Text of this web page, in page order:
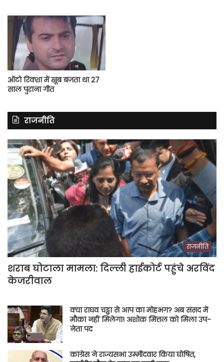
ऑटो रिक्शा में खूब बजता था 27
साल पुराना गीत
राजनीति
राजनीति
शराब घोटाला मामला: दिल्ली हाईकोर्ट पहुंचे अरविंद
केजरीवाल
क्या राघव चड्ढा से आप का मोहभंग? अब संसद में
मौका नहीं मिलेगा! अशोक मित्तल को मिला उप-
नेता पद
कांग्रेस ने राज्यसभा उम्मीदवार किया घोषित,